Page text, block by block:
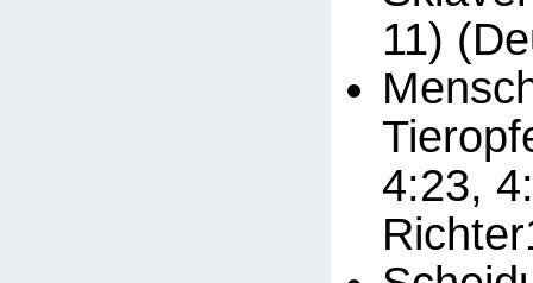
11)
4:23,